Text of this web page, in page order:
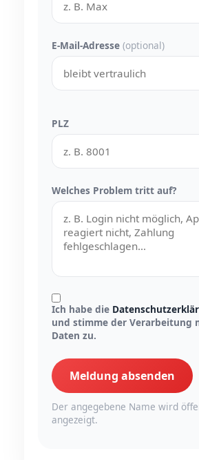
E-Mail-Adresse (optional)
PLZ
Welches Problem tritt auf?
Ich habe die
und stimme der Verarbeitung
Daten zu.
Meldung absenden
Der angegebene Name wird
angezeigt.